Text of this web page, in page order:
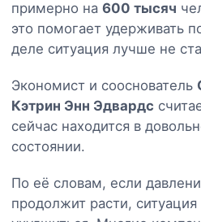
примерно на 600 тысяч
это помогает удерживать
деле ситуация лучше не
Экономист и сооснователь
Кэтрин Энн Эдвардс
сейчас находится в
состоянии.
По её словам, если
продолжит расти,